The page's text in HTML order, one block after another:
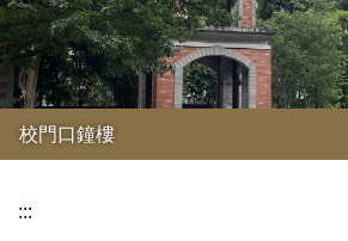
區
校門口鐘樓
:::